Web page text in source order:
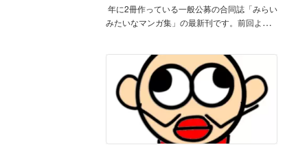
年に2冊作っている一般公募の合同誌「みらい
みたいなマンガ集」の最新刊です。前回より